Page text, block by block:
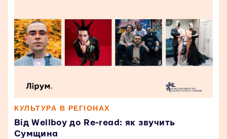
КУЛЬТУРА В РЕГІОНАХ
Від Wellboy до Re-read: як звучить
Сумщина